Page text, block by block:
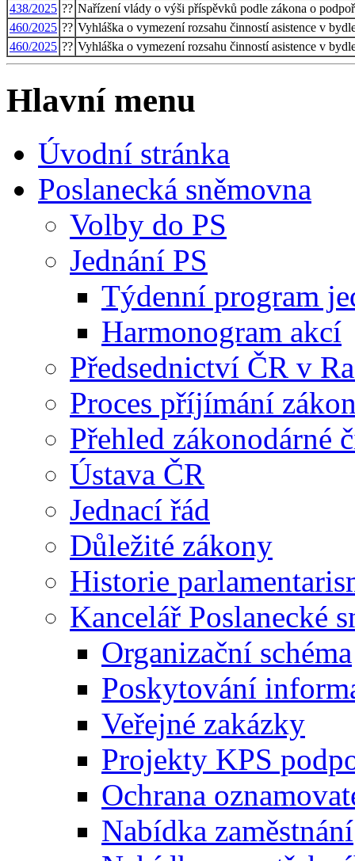
438/2025 ?? Nařízení vlády o výši příspěvků podle zákona o
460/2025 ?? Vyhláška o vymezení rozsahu činností asistence v
460/2025 ?? Vyhláška o vymezení rozsahu činností asistence v
Hlavní menu
Úvodní stránka
Poslanecká sněmovna
Volby do PS
Jednání PS
Týdenní program
Harmonogram akcí
Předsednictví ČR v
Proces příjímání
Přehled zákonodárné
Ústava ČR
Jednací řád
Důležité zákony
Historie
Kancelář Poslanecké
Organizační schéma
Poskytování
Veřejné zakázky
Projekty KPS
Ochrana
Nabídka zaměstnání